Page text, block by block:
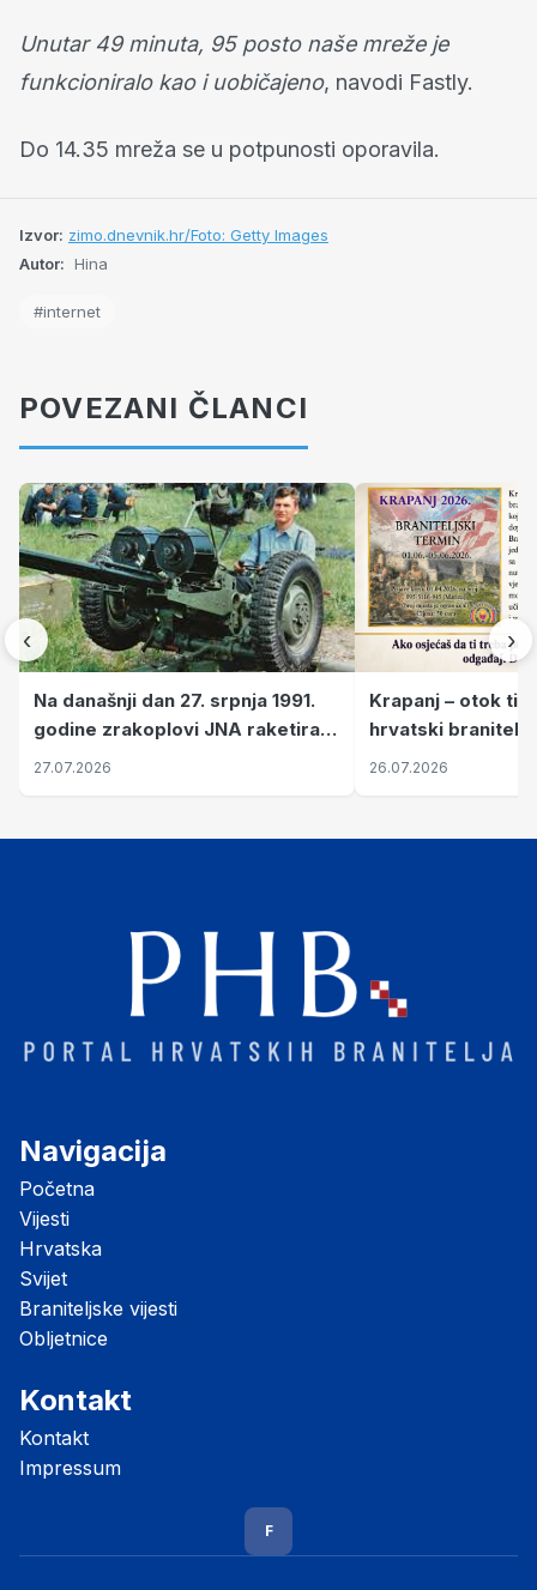
Unutar 49 minuta, 95 posto naše mreže je
funkcioniralo kao i uobičajeno, navodi Fastly.
Do 14.35 mreža se u potpunosti oporavila.
Izvor: zimo.dnevnik.hr/Foto: Getty Images
Autor: Hina
#internet
POVEZANI ČLANCI
‹
Na današnji dan 27. srpnja 1991.
godine zrakoplovi JNA raketirali
su vojarnu i obučni centar "Nikola
27.07.2026
Krapanj – otok
hrvatski branitelji
pronalaze mir
26.07.2026
›
Navigacija
Početna
Vijesti
Hrvatska
Svijet
Braniteljske vijesti
Obljetnice
Kontakt
Kontakt
Impressum
F